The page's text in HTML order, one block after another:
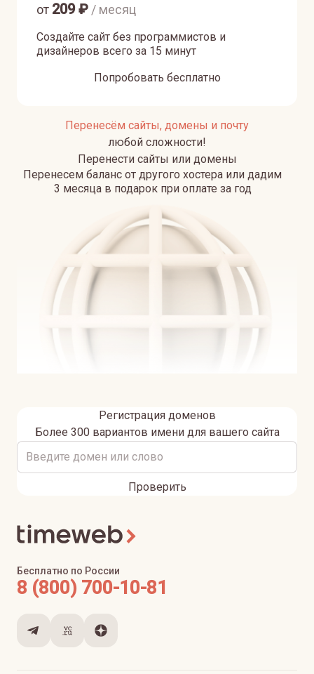
Создайте сайт без программистов и
дизайнеров всего за 15 минут
от 209₽ / месяц
Попробовать бесплатно
Перенесём сайты, домены и почту
любой сложности!
Перенести сайты или домены
Перенесем баланс от другого хостера или дадим
3 месяца в подарок при оплате за год
Регистрация доменов
Более 300 вариантов имени для вашего сайта
Проверить
Бесплатно по России
8 (800) 700-10-81